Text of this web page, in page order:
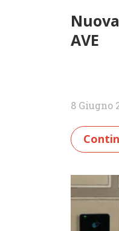
AVE
8 Giugno